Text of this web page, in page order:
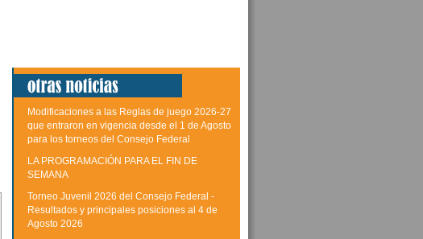
Modificaciones a las Reglas de juego 2026-27
que entraron en vigencia desde el 1 de Agosto
para los torneos del Consejo Federal
LA PROGRAMACIÓN PARA EL FIN DE
SEMANA
Torneo Juvenil 2026 del Consejo Federal -
Resultados y principales posiciones al 4 de
Agosto 2026